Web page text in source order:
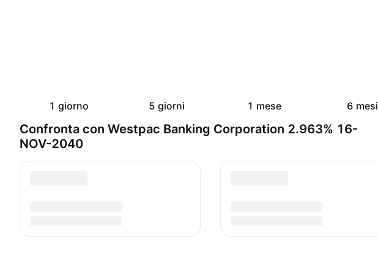
1 giorno 5 giorni 1 mese 6 mesi
Confronta con Westpac Banking Corporation 2.963% 16-
NOV-2040